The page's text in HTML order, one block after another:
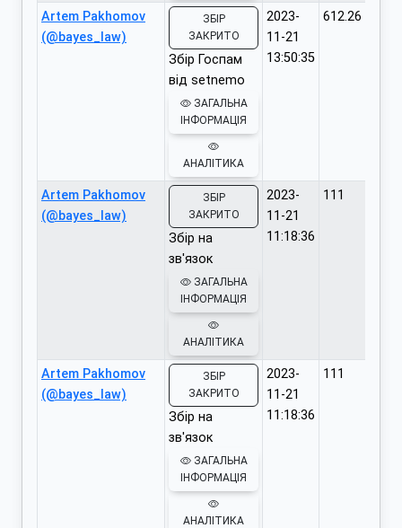
Artem Pakhomov
(@bayes_law)
ЗБІР
ЗАКРИТО
Збір Госпам
від setnemo
ЗАГАЛЬНА
ІНФОРМАЦІЯ
АНАЛІТИКА
2023-
11-21
13:50:35
612.26
Artem Pakhomov
(@bayes_law)
ЗБІР
ЗАКРИТО
Збір на
зв'язок
ЗАГАЛЬНА
ІНФОРМАЦІЯ
АНАЛІТИКА
2023-
11-21
11:18:36
111
Artem Pakhomov
(@bayes_law)
ЗБІР
ЗАКРИТО
Збір на
зв'язок
ЗАГАЛЬНА
ІНФОРМАЦІЯ
АНАЛІТИКА
2023-
11-21
11:18:36
111